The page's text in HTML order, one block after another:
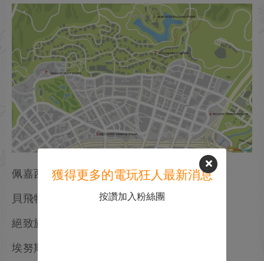
佩嘉西狂牛 - Pegassi Vacca
貝飛特速雷 - Benefactor Surano
絕致旋風 - Declasse Tornado
埃努斯金鑽耀星 - Enus Super Diamond
獲得更多的電玩狂人最新消息
按讚加入粉絲團